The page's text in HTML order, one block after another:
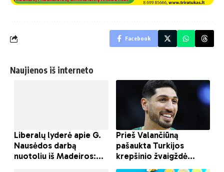
Facebook
Naujienos iš interneto